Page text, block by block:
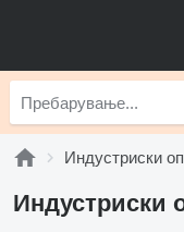
Индустриски
Индустриски